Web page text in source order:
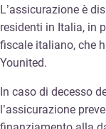
L’assicurazione è
residenti in Italia, in
fiscale italiano, che
Younited.
In caso di decesso
l’assicurazione